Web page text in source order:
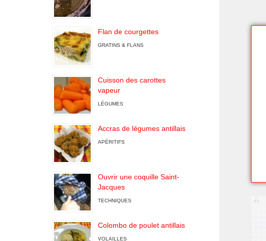
Flan de courgettes
GRATINS & FLANS
Cuisson des carottes
vapeur
LÉGUMES
Accras de légumes antillais
APÉRITIFS
Ouvrir une coquille Saint-
Jacques
TECHNIQUES
Colombo de poulet antillais
VOLAILLES